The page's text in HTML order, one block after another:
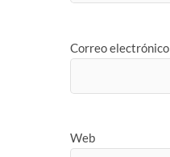
Correo electrónico
Web